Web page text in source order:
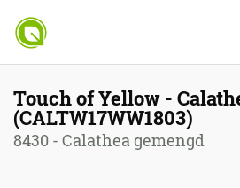
Touch of Yellow -
(CALTW17WW1803)
8430 - Calathea gemengd